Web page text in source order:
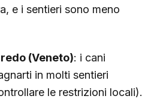
e i sentieri sono meno
(Veneto): i cani
in molti sentieri
le restrizioni locali).